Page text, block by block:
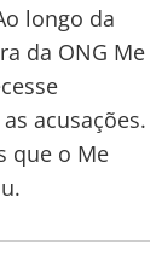
longo da
da ONG Me
acusações.
que o Me